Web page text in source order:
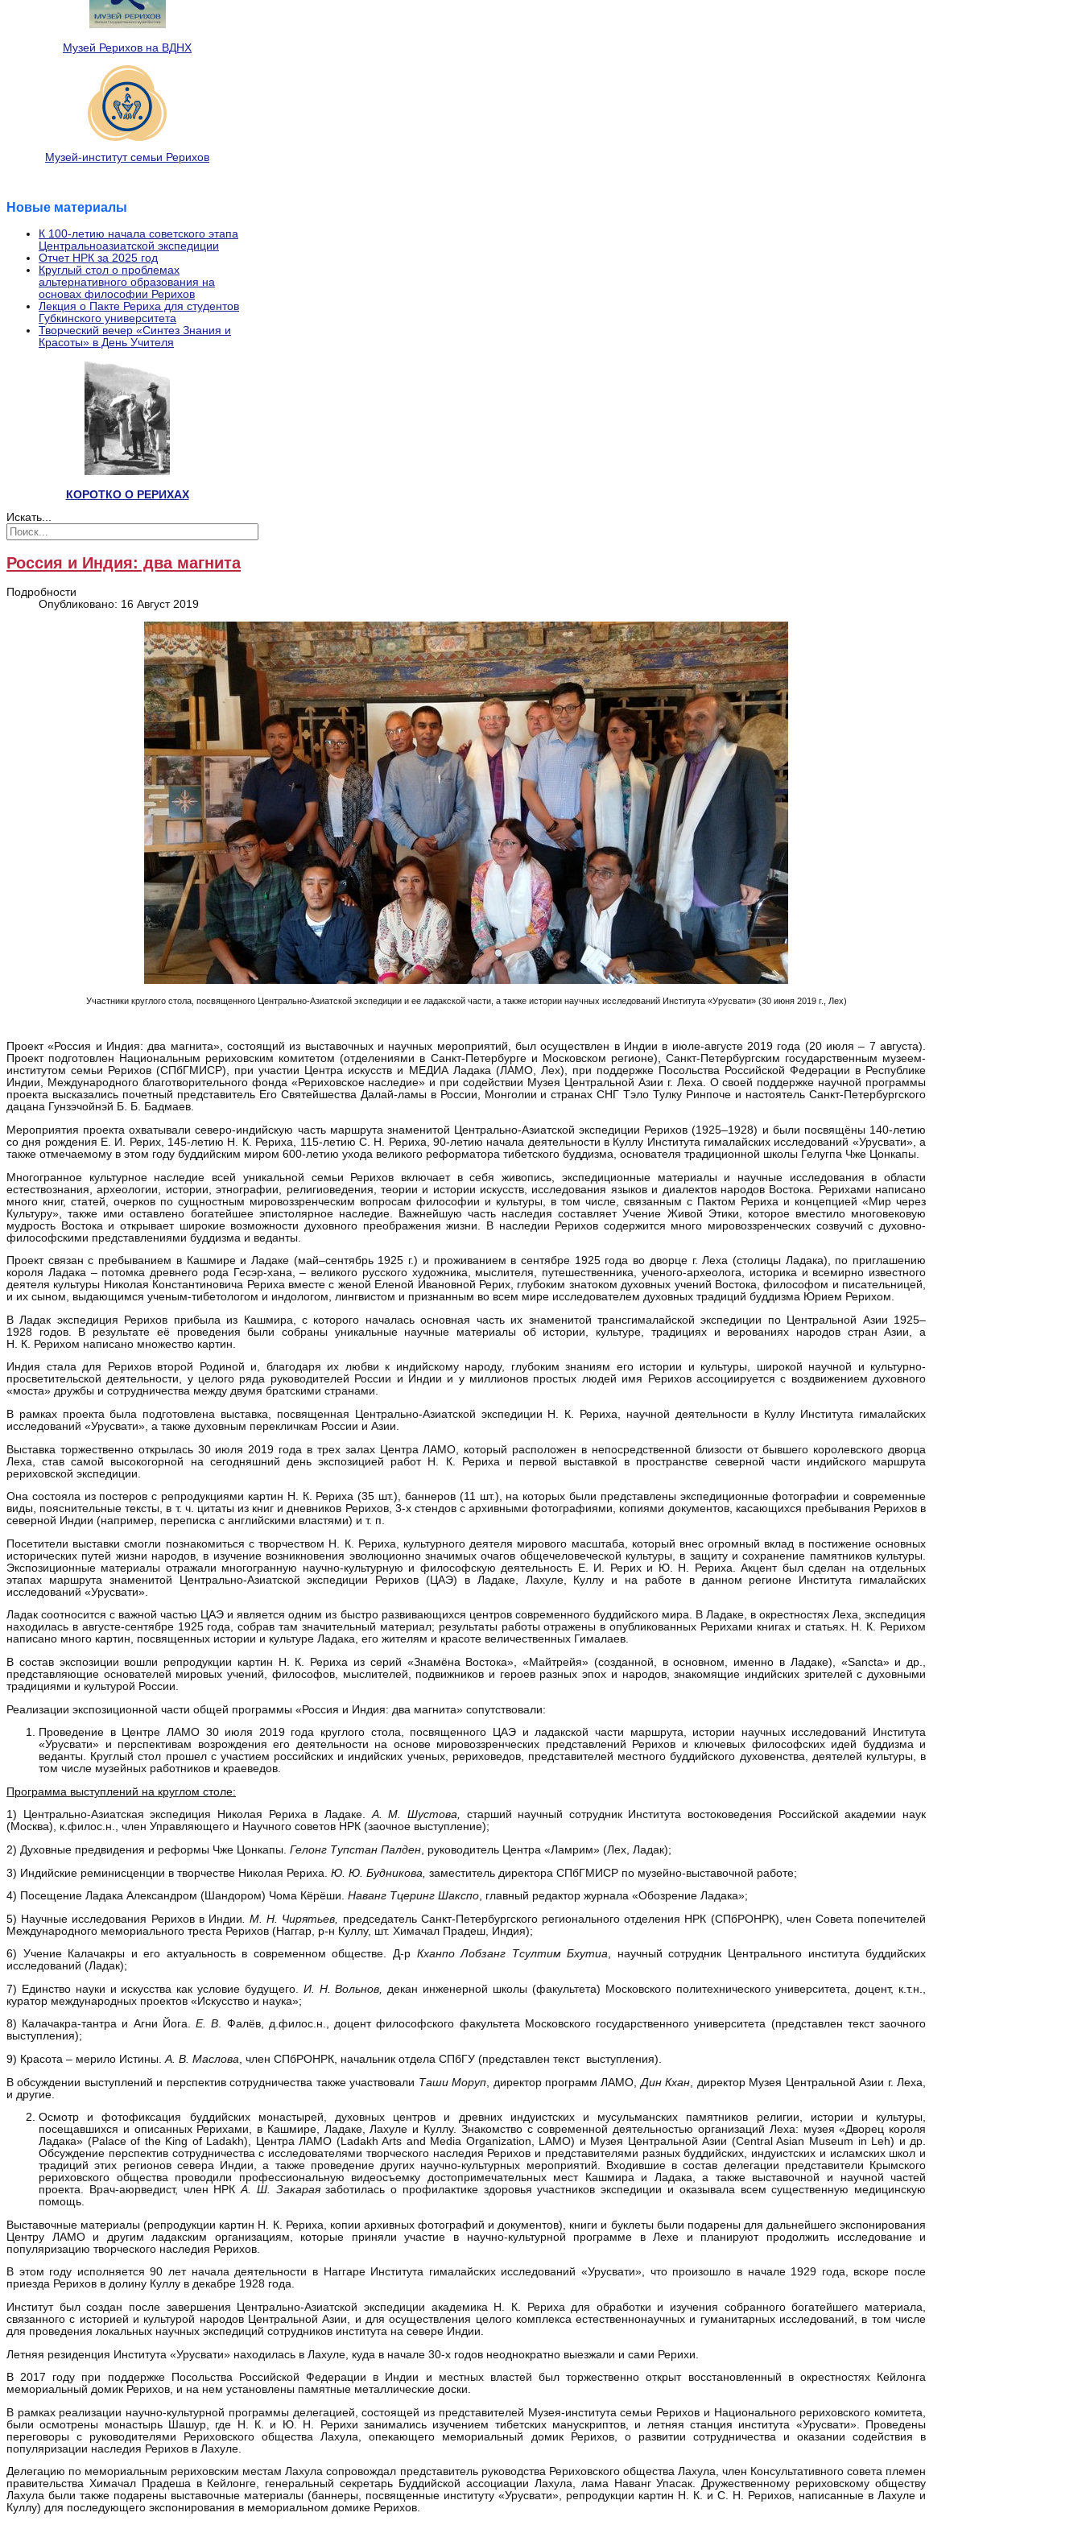
Музей Рерихов на ВДНХ
Музей-институт семьи Рерихов
Новые материалы
К 100-летию начала советского этапа
Центральноазиатской экспедиции
Отчет НРК за 2025 год
Круглый стол о проблемах
альтернативного образования на
основах философии Рерихов
Лекция о Пакте Рериха для студентов
Губкинского университета
Творческий вечер «Синтез Знания и
Красоты» в День Учителя
КОРОТКО О РЕРИХАХ
Искать...
Россия и Индия: два магнита
Подробности
Опубликовано: 16 Август 2019
Участники круглого стола, посвященного Центрально-Азиатской экспедиции и ее ладакской части, а также истории научных исследований Института «Урусвати» (30 июня 2019 г., Лех)
Проект «Россия и Индия: два магнита», состоящий из выставочных и научных мероприятий, был осуществлен в Индии в июле-августе 2019 года (20 июля – 7 августа).
Проект подготовлен Национальным рериховским комитетом (отделениями в Санкт-Петербурге и Московском регионе), Санкт-Петербургским государственным музеем-
институтом семьи Рерихов (СПбГМИСР), при участии Центра искусств и МЕДИА Ладака (ЛАМО, Лех), при поддержке Посольства Российской Федерации в Республике
Индии, Международного благотворительного фонда «Рериховское наследие» и при содействии Музея Центральной Азии г. Леха. О своей поддержке научной программы
проекта высказались почетный представитель Его Святейшества Далай-ламы в России, Монголии и странах СНГ Тэло Тулку Ринпоче и настоятель Санкт-Петербургского
дацана Гунзэчойнэй Б. Б. Бадмаев.
Мероприятия проекта охватывали северо-индийскую часть маршрута знаменитой Центрально-Азиатской экспедиции Рерихов (1925–1928) и были посвящёны 140-летию
со дня рождения Е. И. Рерих, 145-летию Н. К. Рериха, 115-летию С. Н. Рериха, 90-летию начала деятельности в Куллу Института гималайских исследований «Урусвати», а
также отмечаемому в этом году буддийским миром 600-летию ухода великого реформатора тибетского буддизма, основателя традиционной школы Гелугпа Чже Цонкапы.
Многогранное культурное наследие всей уникальной семьи Рерихов включает в себя живопись, экспедиционные материалы и научные исследования в области
естествознания, археологии, истории, этнографии, религиоведения, теории и истории искусств, исследования языков и диалектов народов Востока. Рерихами написано
много книг, статей, очерков по сущностным мировоззренческим вопросам философии и культуры, в том числе, связанным с Пактом Рериха и концепцией «Мир через
Культуру», также ими оставлено богатейшее эпистолярное наследие. Важнейшую часть наследия составляет Учение Живой Этики, которое вместило многовековую
мудрость Востока и открывает широкие возможности духовного преображения жизни. В наследии Рерихов содержится много мировоззренческих созвучий с духовно-
философскими представлениями буддизма и веданты.
Проект связан с пребыванием в Кашмире и Ладаке (май–сентябрь 1925 г.) и проживанием в сентябре 1925 года во дворце г. Леха (столицы Ладака), по приглашению
короля Ладака – потомка древнего рода Гесэр-хана, – великого русского художника, мыслителя, путешественника, ученого-археолога, историка и всемирно известного
деятеля культуры Николая Константиновича Рериха вместе с женой Еленой Ивановной Рерих, глубоким знатоком духовных учений Востока, философом и писательницей,
и их сыном, выдающимся ученым-тибетологом и индологом, лингвистом и признанным во всем мире исследователем духовных традиций буддизма Юрием Рерихом.
В Ладак экспедиция Рерихов прибыла из Кашмира, с которого началась основная часть их знаменитой трансгималайской экспедиции по Центральной Азии 1925–
1928 годов. В результате её проведения были собраны уникальные научные материалы об истории, культуре, традициях и верованиях народов стран Азии, а
Н. К. Рерихом написано множество картин.
Индия стала для Рерихов второй Родиной и, благодаря их любви к индийскому народу, глубоким знаниям его истории и культуры, широкой научной и культурно-
просветительской деятельности, у целого ряда руководителей России и Индии и у миллионов простых людей имя Рерихов ассоциируется с воздвижением духовного
«моста» дружбы и сотрудничества между двумя братскими странами.
В рамках проекта была подготовлена выставка, посвященная Центрально-Азиатской экспедиции Н. К. Рериха, научной деятельности в Куллу Института гималайских
исследований «Урусвати», а также духовным перекличкам России и Азии.
Выставка торжественно открылась 30 июля 2019 года в трех залах Центра ЛАМО, который расположен в непосредственной близости от бывшего королевского дворца
Леха, став самой высокогорной на сегодняшний день экспозицией работ Н. К. Рериха и первой выставкой в пространстве северной части индийского маршрута
рериховской экспедиции.
Она состояла из постеров с репродукциями картин Н. К. Рериха (35 шт.), баннеров (11 шт.), на которых были представлены экспедиционные фотографии и современные
виды, пояснительные тексты, в т. ч. цитаты из книг и дневников Рерихов, 3-х стендов с архивными фотографиями, копиями документов, касающихся пребывания Рерихов в
северной Индии (например, переписка с английскими властями) и т. п.
Посетители выставки смогли познакомиться с творчеством Н. К. Рериха, культурного деятеля мирового масштаба, который внес огромный вклад в постижение основных
исторических путей жизни народов, в изучение возникновения эволюционно значимых очагов общечеловеческой культуры, в защиту и сохранение памятников культуры.
Экспозиционные материалы отражали многогранную научно-культурную и философскую деятельность Е. И. Рерих и Ю. Н. Рериха. Акцент был сделан на отдельных
этапах маршрута знаменитой Центрально-Азиатской экспедиции Рерихов (ЦАЭ) в Ладаке, Лахуле, Куллу и на работе в данном регионе Института гималайских
исследований «Урусвати».
Ладак соотносится с важной частью ЦАЭ и является одним из быстро развивающихся центров современного буддийского мира. В Ладаке, в окрестностях Леха, экспедиция
находилась в августе-сентябре 1925 года, собрав там значительный материал; результаты работы отражены в опубликованных Рерихами книгах и статьях. Н. К. Рерихом
написано много картин, посвященных истории и культуре Ладака, его жителям и красоте величественных Гималаев.
В состав экспозиции вошли репродукции картин Н. К. Рериха из серий «Знамёна Востока», «Майтрейя» (созданной, в основном, именно в Ладаке), «Sancta» и др.,
представляющие основателей мировых учений, философов, мыслителей, подвижников и героев разных эпох и народов, знакомящие индийских зрителей с духовными
традициями и культурой России.
Реализации экспозиционной части общей программы «Россия и Индия: два магнита» сопутствовали:
Проведение в Центре ЛАМО 30 июля 2019 года круглого стола, посвященного ЦАЭ и ладакской части маршрута, истории научных исследований Института
«Урусвати» и перспективам возрождения его деятельности на основе мировоззренческих представлений Рерихов и ключевых философских идей буддизма и
веданты. Круглый стол прошел с участием российских и индийских ученых, рериховедов, представителей местного буддийского духовенства, деятелей культуры, в
том числе музейных работников и краеведов.
Программа выступлений на круглом столе:
1) Центрально-Азиатская экспедиция Николая Рериха в Ладаке.А. М. Шустова, старший научный сотрудник Института востоковедения Российской академии наук
(Москва), к.филос.н., член Управляющего и Научного советов НРК (заочное выступление);
2) Духовные предвидения и реформы Чже Цонкапы. Гелонг Тупстан Палден , руководитель Центра «Ламрим» (Лех, Ладак);
3) Индийские реминисценции в творчестве Николая Рериха. Ю. Ю. Будникова, заместитель директора СПбГМИСР по музейно-выставочной работе;
4) Посещение Ладака Александром (Шандором) Чома Кёрёши. Наванг Тцеринг Шакспо, главный редактор журнала «Обозрение Ладака»;
5) Научные исследования Рерихов в Индии . М. Н. Чирятьев,
председатель Санкт-Петербургского регионального отделения НРК (СПбРОНРК), член Совета попечителей
Международного мемориального треста Рерихов (Наггар, р-н Куллу, шт. Химачал Прадеш, Индия);
6) Учение Калачакры и его актуальность в современном обществе. Д-р Кханпо Лобзанг Тсултим Бхутиа, научный сотрудник Центрального института буддийских
исследований (Ладак);
7) Единство науки и искусства как условие будущего. И. Н. Вольнов,
декан инженерной школы (факультета) Московского политехнического университета, доцент, к.т.н.,
куратор международных проектов «Искусство и наука»;
8) Калачакра-тантра и Агни Йога.Е. В. Фалёв, д.филос.н., доцент философского факультета Московского государственного университета (представлен текст заочного
выступления);
9) Красота – мерило Истины.А. В. Маслова, член СПбРОНРК, начальник отдела СПбГУ (представлен текст выступления).
В обсуждении выступлений и перспектив сотрудничества также участвовали Таши Моруп , директор программ ЛАМО, Дин Кхан , директор Музея Центральной Азии г. Леха,
и другие.
Осмотр и фотофиксация буддийских монастырей, духовных центров и древних индуистских и мусульманских памятников религии, истории и культуры,
посещавшихся и описанных Рерихами, в Кашмире, Ладаке, Лахуле и Куллу. Знакомство с современной деятельностью организаций Леха: музея «Дворец короля
Ладака» (Palace of the King of Ladakh), Центра ЛАМО (Ladakh Arts and Media Organization, LAMO) и Музея Центральной Азии (Central Asian Museum in Leh) и др.
Обсуждение перспектив сотрудничества с исследователями творческого наследия Рерихов и представителями разных буддийских, индуистских и исламских школ и
традиций этих регионов севера Индии, а также проведение других научно-культурных мероприятий. Входившие в состав делегации представители Крымского
рериховского общества проводили профессиональную видеосъемку достопримечательных мест Кашмира и Ладака, а также выставочной и научной частей
проекта. Врач-аюрведист, член НРКА. Ш. Закараязаботилась о профилактике здоровья участников экспедиции и оказывала всем существенную медицинскую
помощь.
Выставочные материалы (репродукции картин Н. К. Рериха, копии архивных фотографий и документов), книги и буклеты были подарены для дальнейшего экспонирования
Центру ЛАМО и другим ладакским организациям, которые приняли участие в научно-культурной программе в Лехе и планируют продолжить исследование и
популяризацию творческого наследия Рерихов.
В этом году исполняется 90 лет начала деятельности в Наггаре Института гималайских исследований «Урусвати», что произошло в начале 1929 года, вскоре после
приезда Рерихов в долину Куллу в декабре 1928 года.
Институт был создан после завершения Центрально-Азиатской экспедиции академика Н. К. Рериха для обработки и изучения собранного богатейшего материала,
связанного с историей и культурой народов Центральной Азии, и для осуществления целого комплекса естественнонаучных и гуманитарных исследований, в том числе
для проведения локальных научных экспедиций сотрудников института на севере Индии.
Летняя резиденция Института «Урусвати» находилась в Лахуле, куда в начале 30-х годов неоднократно выезжали и сами Рерихи.
В 2017 году при поддержке Посольства Российской Федерации в Индии и местных властей был торжественно открыт восстановленный в окрестностях Кейлонга
мемориальный домик Рерихов, и на нем установлены памятные металлические доски.
В рамках реализации научно-культурной программы делегацией, состоящей из представителей Музея-института семьи Рерихов и Национального рериховского комитета,
были осмотрены монастырь Шашур, где Н. К. и Ю. Н. Рерихи занимались изучением тибетских манускриптов, и летняя станция института «Урусвати». Проведены
переговоры с руководителями Рериховского общества Лахула, опекающего мемориальный домик Рерихов, о развитии сотрудничества и оказании содействия в
популяризации наследия Рерихов в Лахуле.
Делегацию по мемориальным рериховским местам Лахула сопровождал представитель руководства Рериховского общества Лахула, член Консультативного совета племен
правительства Химачал Прадеша в Кейлонге, генеральный секретарь Буддийской ассоциации Лахула, лама Наванг Упасак. Дружественному рериховскому обществу
Лахула были также подарены выставочные материалы (баннеры, посвященные институту «Урусвати», репродукции картин Н. К. и С. Н. Рерихов, написанные в Лахуле и
Куллу) для последующего экспонирования в мемориальном домике Рерихов.